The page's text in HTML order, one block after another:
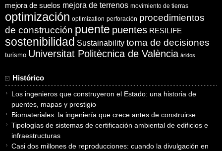
mejora de suelos mejora de terrenos movimiento de tierras
optimización optimization perforación procedimientos
de construcción puente puentes RESILIFE
sostenibilidad Sustainability toma de decisiones
turismo Universitat Politècnica de València áridos
Histórico
Los ingenieros que construyeron el Estado: una historia de
puentes, mapas y prestigio
Biomateriales: la ingeniería que crece antes de construirse
Tipologías de sistemas de certificación ambiental de edificios e
infraestructuras
Casi dos millones de reproducciones: cuando la divulgación en